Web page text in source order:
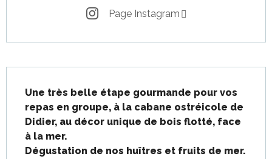
Page Instagram
Une très belle étape gourmande pour vos
repas en groupe, à la cabane ostréicole de
Didier, au décor unique de bois flotté, face
à la mer.
Dégustation de nos huîtres et fruits de mer.